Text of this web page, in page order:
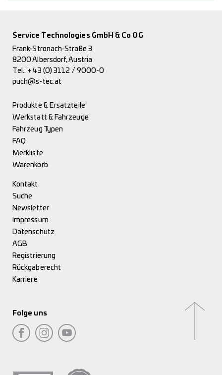
Service Technologies GmbH & Co OG
Frank-Stronach-Straße 3
8200 Albersdorf, Austria
Tel.: +43 (0) 3112 / 9000-0
puch@s-tec.at
Produkte & Ersatzteile
Werkstatt & Fahrzeuge
Fahrzeug Typen
FAQ
Merkliste
Warenkorb
Kontakt
Suche
Newsletter
Impressum
Datenschutz
AGB
Registrierung
Rückgaberecht
Karriere
Folge uns